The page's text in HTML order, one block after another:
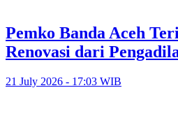
Pemko Banda Aceh
Renovasi dari
21 July 2026 - 17:03 WIB